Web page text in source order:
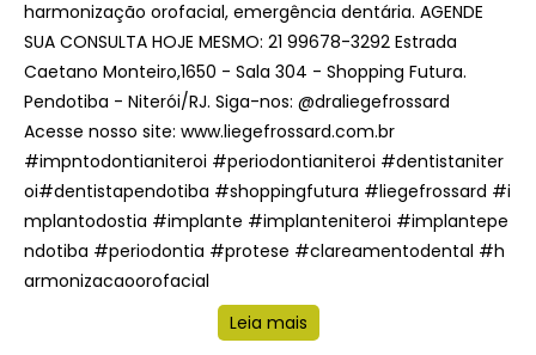
harmonização orofacial, emergência dentária. AGENDE
SUA CONSULTA HOJE MESMO: 21 99678-3292 Estrada
Caetano Monteiro,1650 - Sala 304 - Shopping Futura.
Pendotiba - Niterói/RJ. Siga-nos: @draliegefrossard
Acesse nosso site: www.liegefrossard.com.br
#impntodontianiteroi #periodontianiteroi #dentistaniter
oi#dentistapendotiba #shoppingfutura #liegefrossard #i
mplantodostia #implante #implanteniteroi #implantepe
ndotiba #periodontia #protese #clareamentodental #h
armonizacaoorofacial
Leia mais